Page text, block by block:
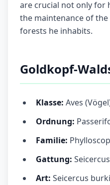
are crucial not only for
the maintenance of
forests he inhabits.
Goldkopf-
Klasse: Aves
Ordnung:
Familie:
Gattung: Seicercus
Art: Seicercus